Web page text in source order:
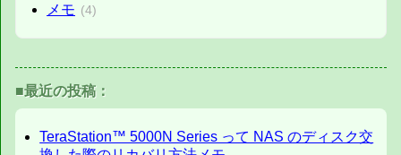
メモ (4)
■最近の投稿：
TeraStation™ 5000N Series って NAS のディスク交